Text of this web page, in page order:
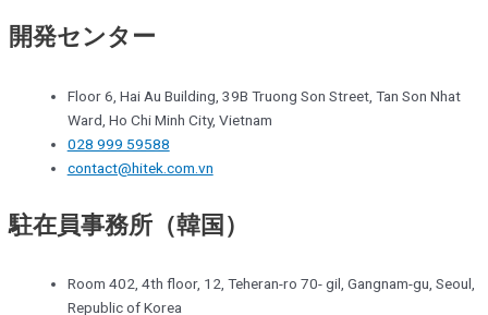
開発センター
Floor 6, Hai Au Building, 39B Truong Son Street, Tan Son Nhat
Ward, Ho Chi Minh City, Vietnam
028 999 59588
contact@hitek.com.vn
駐在員事務所（韓国）
Room 402, 4th floor, 12, Teheran-ro 70- gil, Gangnam-gu, Seoul,
Republic of Korea